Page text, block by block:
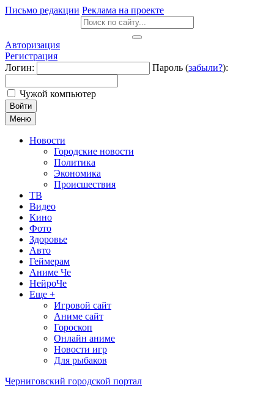
Письмо редакции Реклама на проекте
Авторизация
Регистрация
Логин:
Пароль (забыли?):
Чужой компьютер
Войти
Меню
Новости
Городские новости
Политика
Экономика
Происшествия
ТВ
Видео
Кино
Фото
Здоровье
Авто
Геймерам
Аниме Че
НейроЧе
Еще +
Игровой сайт
Аниме сайт
Гороскоп
Онлайн аниме
Новости игр
Для рыбаков
Черниговский городской портал